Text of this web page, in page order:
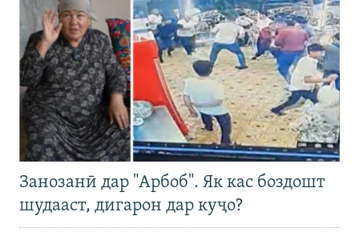
Занозанӣ дар "Арбоб". Як кас боздошт
шудааст, дигарон дар куҷо?